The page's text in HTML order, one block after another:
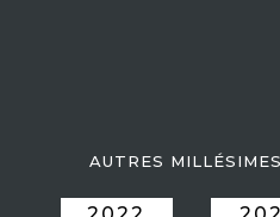
AUTRES